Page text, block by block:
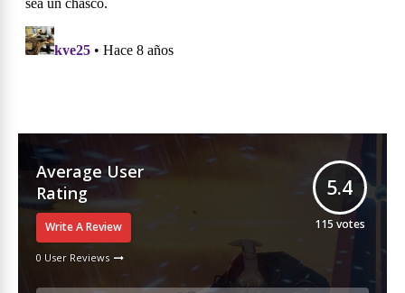
Average User
Rating
Write A Review
0 User Reviews
5.4
115 votes